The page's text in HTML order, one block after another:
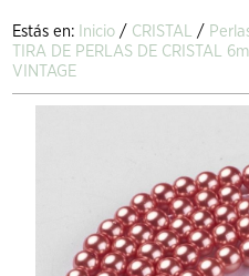
Estás en: Inicio / CRISTAL /
TIRA DE PERLAS DE CRISTAL
VINTAGE